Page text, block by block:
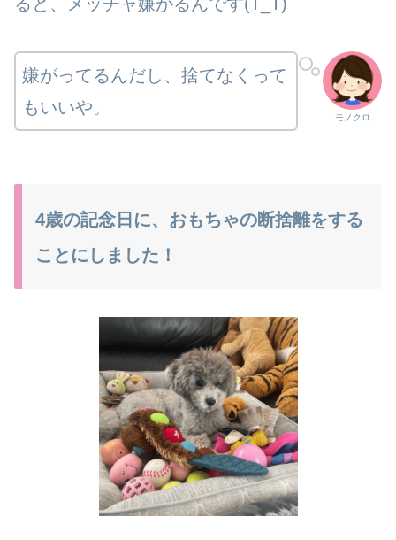
モノクロ
嫌がってるんだし、捨てなくって
もいいや。
4歳の記念日に、おもちゃの断捨離をする
ことにしました！